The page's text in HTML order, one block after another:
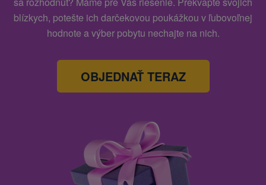
blízkych, potešte ich darčekovou poukážkou v ľubovoľnej
hodnote a výber pobytu nechajte na nich.
OBJEDNAŤ TERAZ